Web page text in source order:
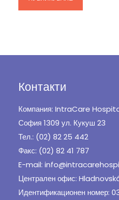
Контакти
Компания: IntraCare
София 1309 ул. Кукуш 23
Тел.: (02) 82 25 442
Факс: (02) 82 41 787
E-mail:
Централен офис:
Идентификационен номер: